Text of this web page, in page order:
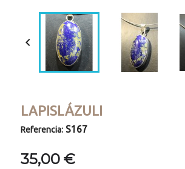

LAPISLÁZULI
Referencia: S167
35,00 €